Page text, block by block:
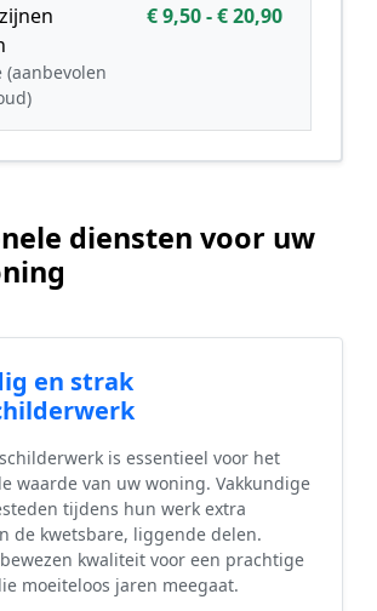
€ 9,50 - € 20,90
diensten voor uw
en strak
is essentieel voor het
waarde van uw woning. Vakkundige
tijdens hun werk extra
de kwetsbare, liggende delen.
kwaliteit voor een prachtige
moeiteloos jaren meegaat.